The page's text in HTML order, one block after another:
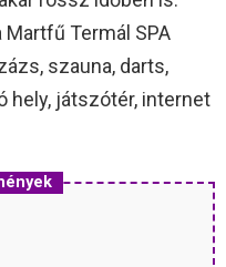
Termál SPA
szauna, darts,
hely, játszótér, internet